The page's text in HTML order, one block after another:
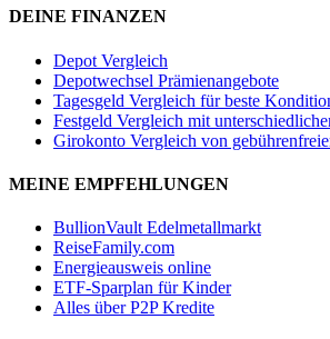
DEINE FINANZEN
Depot Vergleich
Depotwechsel Prämienangebote
Tagesgeld Vergleich für beste
Festgeld Vergleich mit
Girokonto Vergleich von
MEINE EMPFEHLUNGEN
BullionVault Edelmetallmarkt
ReiseFamily.com
Energieausweis online
ETF-Sparplan für Kinder
Alles über P2P Kredite